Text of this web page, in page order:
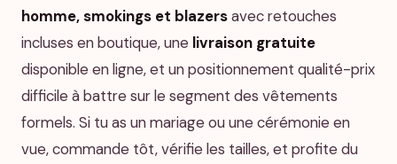
homme, smokings et blazersavec retouches
incluses en boutique, une livraison gratuite
disponible en ligne, et un positionnement qualité-prix
difficile à battre sur le segment des vêtements
formels. Si tu as un mariage ou une cérémonie en
vue, commande tôt, vérifie les tailles, et profite du